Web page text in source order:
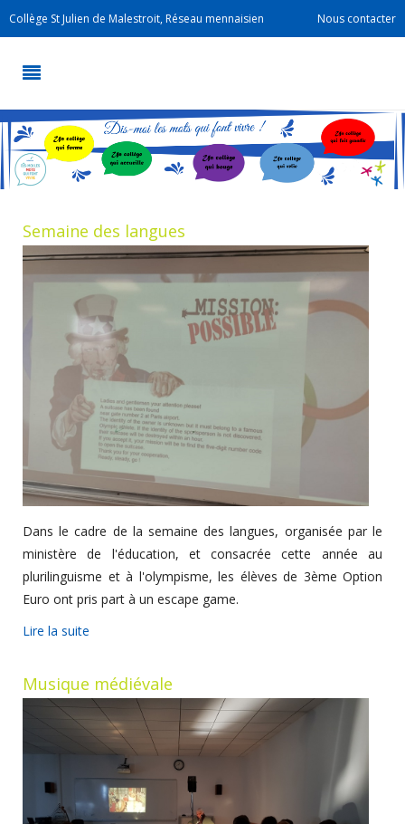
Collège St Julien de Malestroit, Réseau mennaisien Nous contacter
Semaine des langues
Dans le cadre de la semaine des langues, organisée par le
ministère de l'éducation, et consacrée cette année au
plurilinguisme et à l'olympisme, les élèves de 3ème Option
Euro ont pris part à un escape game.
Lire la suite
Musique médiévale